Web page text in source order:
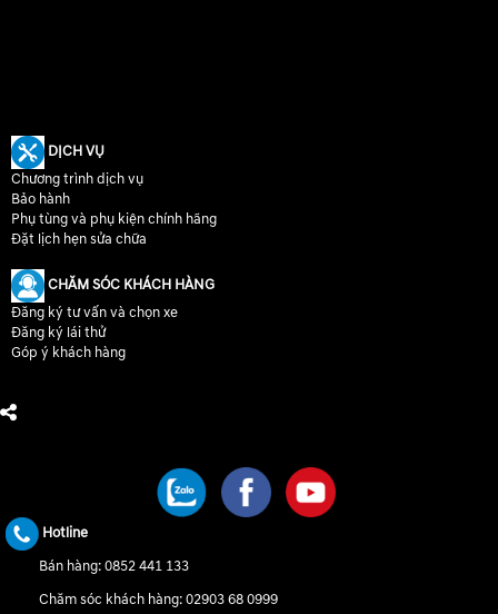
DỊCH VỤ
Chương trình dịch vụ
Bảo hành
Phụ tùng và phụ kiện chính hãng
Đặt lịch hẹn sửa chữa
CHĂM SÓC KHÁCH HÀNG
Đăng ký tư vấn và chọn xe
Đăng ký lái thử
Góp ý khách hàng
Hotline
Bán hàng:0852 441 133
Chăm sóc khách hàng:02903 68 0999